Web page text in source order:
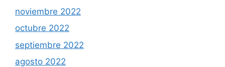
noviembre 2022
octubre 2022
septiembre 2022
agosto 2022